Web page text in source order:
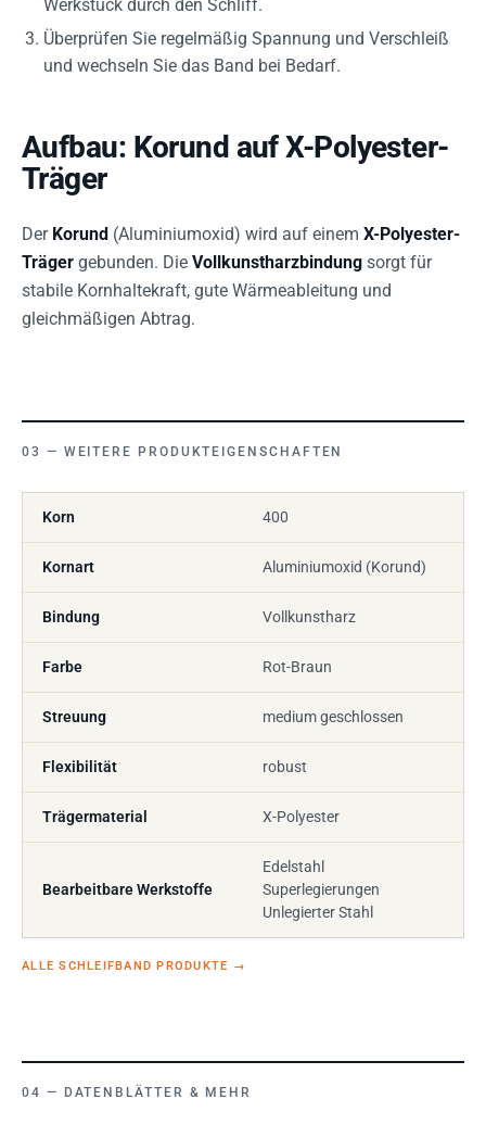
Werkstück durch den Schliff.
Überprüfen Sie regelmäßig Spannung und Verschleiß
und wechseln Sie das Band bei Bedarf.
Aufbau: Korund auf X-Polyester-
Träger
Der Korund (Aluminiumoxid) wird auf einem X-Polyester-
Träger gebunden. Die Vollkunstharzbindung sorgt für
stabile Kornhaltekraft, gute Wärmeableitung und
gleichmäßigen Abtrag.
WEITERE PRODUKTEIGENSCHAFTEN
Korn 400
Kornart Aluminiumoxid (Korund)
Bindung Vollkunstharz
Farbe Rot-Braun
Streuung medium geschlossen
Flexibilität robust
Trägermaterial X-Polyester
Bearbeitbare Werkstoffe
Edelstahl
Superlegierungen
Unlegierter Stahl
ALLE SCHLEIFBAND PRODUKTE →
DATENBLÄTTER & MEHR